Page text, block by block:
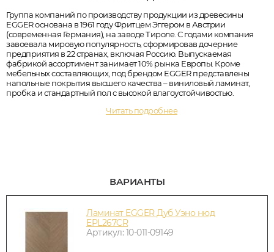
Группа компаний по производству продукции из древесины
EGGER основана в 1961 году Фритцем Эггером в Австрии
(современная Германия), на заводе Тироле. С годами компания
завоевала мировую популярность, сформировав дочерние
предприятия в 22 странах, включая Россию. Выпускаемая
фабрикой ассортимент занимает 10% рынка Европы. Кроме
мебельных составляющих, под брендом EGGER представлены
напольные покрытия высшего качества – виниловый ламинат,
пробка и стандартный пол с высокой влагоустойчивостью.
Читать подробнее
ВАРИАНТЫ
Ламинат EGGER Дуб Уэно нюд
EPL267CR
Артикул: 10-011-09149